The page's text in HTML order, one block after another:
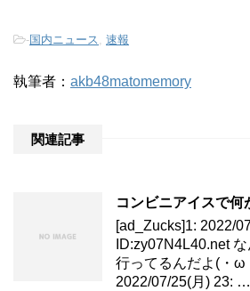
-国内ニュース 速報
執筆者： akb48matomemory
関連記事
コンビニアイスで何
[ad_Zucks]1: 2022/
ID:zy07N4L40.net
行ってるんだよ(・ω
2022/07/25(月) 23: